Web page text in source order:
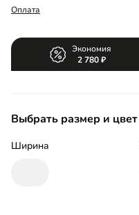
Оплата
Экономия
2 780
Выбрать размер и цвет
Ширина